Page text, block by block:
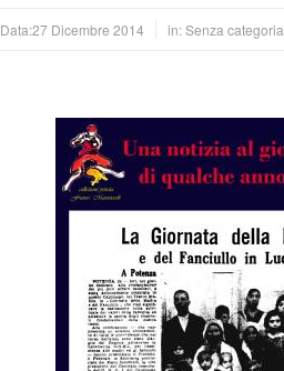
Data:27 Dicembre 2014 in: Senza categoria